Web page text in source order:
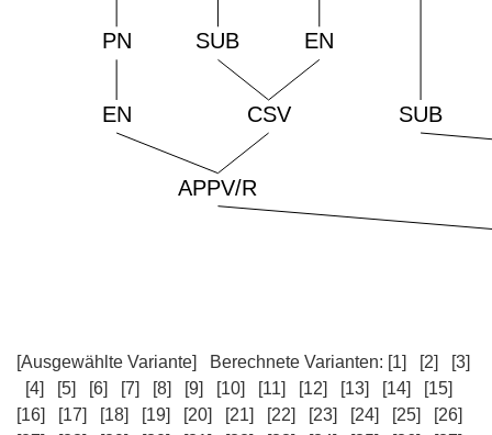
[Ausgewählte Variante] Berechnete Varianten: [1] [2]
[3]
[4]
[5] [6] [7] [8] [9] [10] [11] [12] [13] [14]
[15]
[16]
[17] [18] [19] [20] [21] [22] [23] [24] [25]
[26]